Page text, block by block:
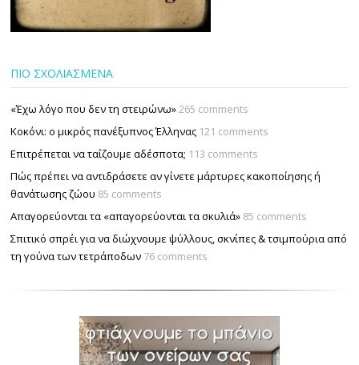
ΠΙΟ ΣΧΟΛΙΑΣΜΕΝΑ
«Έχω λόγο που δεν τη στειρώνω»265 comments
Κοκόνι: ο μικρός πανέξυπνος Έλληνας 121 comments
Επιτρέπεται να ταΐζουµε αδέσποτα; 113 comments
Πώς πρέπει να αντιδράσετε αν γίνετε μάρτυρες κακοποίησης ή
θανάτωσης ζώου 85 comments
Απαγορεύονται τα «απαγορεύονται τα σκυλιά» 85 comments
Σπιτικό σπρέι για να διώχνουμε ψύλλους, σκνίπες & τσιμπούρια από
τη γούνα των τετράποδων 76 comments